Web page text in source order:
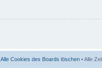
Alle Cookies des Boards löschen • Alle